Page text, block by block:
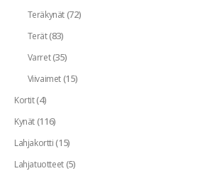
Teräkynät(72)
Terät(83)
Varret(35)
Viivaimet(15)
Kortit(4)
Kynät(116)
Lahjakortti(15)
Lahjatuotteet(5)